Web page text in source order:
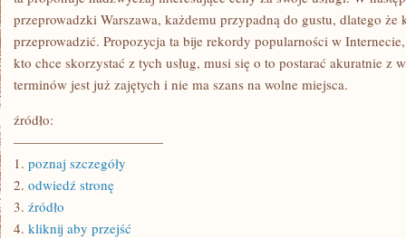
przeprowadzki Warszawa, każdemu przypadną do gustu, dlatego że
przeprowadzić. Propozycja ta bije rekordy popularności w
kto chce skorzystać z tych usług, musi się o to postarać akuratnie z
terminów jest już zajętych i nie ma szans na wolne miejsca.
źródło:
———————————
1. poznaj szczegóły
2. odwiedź stronę
3. źródło
4. kliknij aby przejść